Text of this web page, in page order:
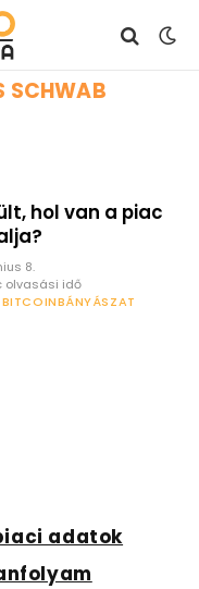
SCHWAB
hol van a piac
8.
olvasási idő
adatok